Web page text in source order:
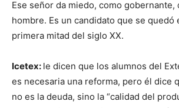
Ese señor da miedo, como gobernante,
hombre. Es un candidato que se quedó
primera mitad del siglo XX.
Icetex: le dicen que los alumnos del
es necesaria una reforma, pero él dice
no es la deuda, sino la “calidad del